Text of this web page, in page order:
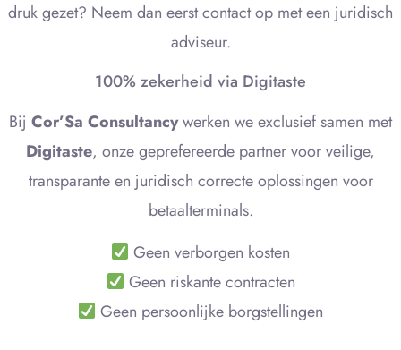
druk gezet? Neem dan eerst contact op met een juridisch
adviseur.
100% zekerheid via Digitaste
Bij Cor’Sa Consultancywerken we exclusief samen met
Digitaste, onze geprefereerde partner voor veilige,
transparante en juridisch correcte oplossingen voor
betaalterminals.
Geen verborgen kosten
Geen riskante contracten
Geen persoonlijke borgstellingen